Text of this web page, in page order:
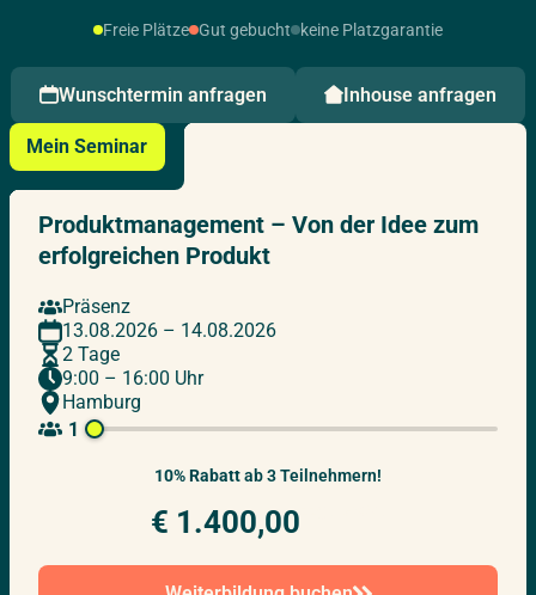
24.09.2026 – 25.09.2026
Hannover
Dienstag – Mittwoch
01.10.2026–
Donnerstag – Freitag
05.10.2026–06.10.2026
Live Online
Donnerstag – Freitag
Freie Plätze Gut gebucht keine Platzgarantie
Wunschtermin anfragen Inhouse anfragen
Mein Seminar
Produktmanagement – Von der Idee zum
erfolgreichen Produkt
Präsenz
13.08.2026 – 14.08.2026
2 Tage
9:00 – 16:00 Uhr
Hamburg
1
10% Rabattab 3 Teilnehmern!
€ 1.400,00